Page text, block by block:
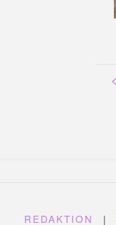
REDAKTION |